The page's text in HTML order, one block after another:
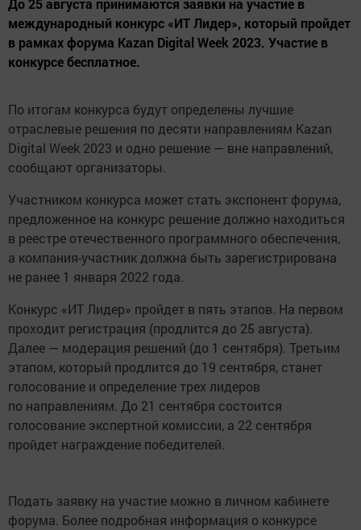
До 25 августа принимаются заявки на участие в
международный конкурс «ИТ Лидер», который пройдет
в рамках форума Kazan Digital Week 2023. Участие в
конкурсе бесплатное.
По итогам конкурса будут определены лучшие
отраслевые решения по десяти направлениям Kazan
Digital Week 2023 и одно решение — вне направлений,
сообщают организаторы.
Участником конкурса может стать экспонент форума,
предложенное на конкурс решение должно находиться
в реестре отечественного программного обеспечения,
а компания-участник должна быть зарегистрирована
не ранее 1 января 2022 года.
Конкурс «ИТ Лидер» пройдет в пять этапов. На первом
проходит регистрация (продлится до 25 августа).
Далее — модерация решений (до 1 сентября). Третьим
этапом, который продлится до 19 сентября, станет
голосование и определение трех лидеров
по направлениям. До 21 сентября состоится
голосование экспертной комиссии, а 22 сентября
пройдет награждение победителей.
Подать заявку на участие можно в личном кабинете
форума. Более подробная информация о конкурсе